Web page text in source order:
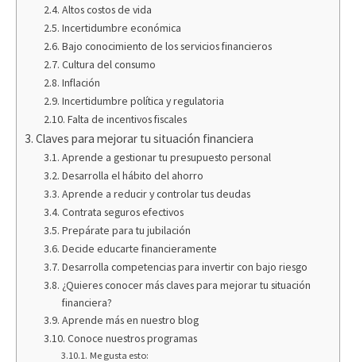
Altos costos de vida
Incertidumbre económica
Bajo conocimiento de los servicios financieros
Cultura del consumo
Inflación
Incertidumbre política y regulatoria
Falta de incentivos fiscales
Claves para mejorar tu situación financiera
Aprende a gestionar tu presupuesto personal
Desarrolla el hábito del ahorro
Aprende a reducir y controlar tus deudas
Contrata seguros efectivos
Prepárate para tu jubilación
Decide educarte financieramente
Desarrolla competencias para invertir con bajo riesgo
¿Quieres conocer más claves para mejorar tu situación
financiera?
Aprende más en nuestro blog
Conoce nuestros programas
Me gusta esto: